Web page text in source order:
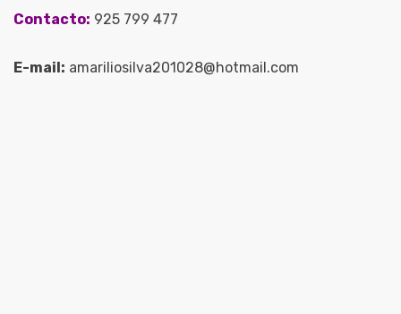
Contacto: 925 799 477
E-mail: amariliosilva201028@hotmail.com